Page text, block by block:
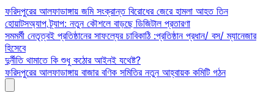
Skip
to
content
ফরিদপুরের আলফাডাঙ্গায় জমি সংক্রান্ত বিরোধের জেরে হামলা আহত তিন
হোয়াটসঅ্যাপ ট্র্যাপ: নতুন কৌশলে বাড়ছে ডিজিটাল প্রতারণা
সমমর্মী নেতৃত্বই প্রতিষ্ঠানের সাফল্যের চাবিকাঠি :প্রতিষ্ঠান প্রধান/ বস/ ম্যানেজার
হিসেবে
দুর্নীতি থামাতে কি শুধু কঠোর আইনই যথেষ্ট?
ফরিদপুরের আলফাডাঙ্গায় বাজার বণিক সমিতির নতুন আহ্বায়ক কমিটি গঠন